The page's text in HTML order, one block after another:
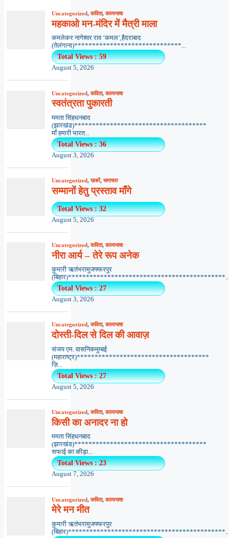
Uncategorized,कविता,काव्यभाषा
महकाओ मन-मंदिर में मैत्री माला
कमलेकर नागेश्वर राव ‘कमल’,हैदराबाद
(तेलंगाना)******************************...
Total Views : 59
August 5, 2026
Uncategorized,कविता,काव्यभाषा
स्वतंत्रता पुकारती
ममता सिंहधनबाद
(झारखंड)*************************************
माँ हमारी भारत...
Total Views : 36
August 3, 2026
Uncategorized,खबरें,समाचार
सम्मानों हेतु प्रस्ताव माँगे
Total Views : 32
August 5, 2026
Uncategorized,कविता,काव्यभाषा
नीरा आर्य – तेरे रूप अनेक
कुमारी ऋतंभरामुजफ्फरपुर
Total Views : 27
August 3, 2026
Uncategorized,कविता,काव्यभाषा
दोस्ती-दिल से दिल की आवाज़
संजय एम. वासनिकमुम्बई
(महाराष्ट्र)*************************************
ज़ि...
Total Views : 27
August 5, 2026
Uncategorized,कविता,काव्यभाषा
किसी का अनादर ना हो
ममता सिंहधनबाद
(झारखंड)*************************************
सफाई का कीड़ा...
Total Views : 23
August 7, 2026
Uncategorized,कविता,काव्यभाषा
मेरे मन मीत
कुमारी ऋतंभरामुजफ्फरपुर